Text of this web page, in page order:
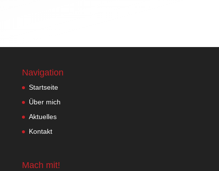
Navigation
Startseite
Über mich
Aktuelles
Kontakt
Mach mit!